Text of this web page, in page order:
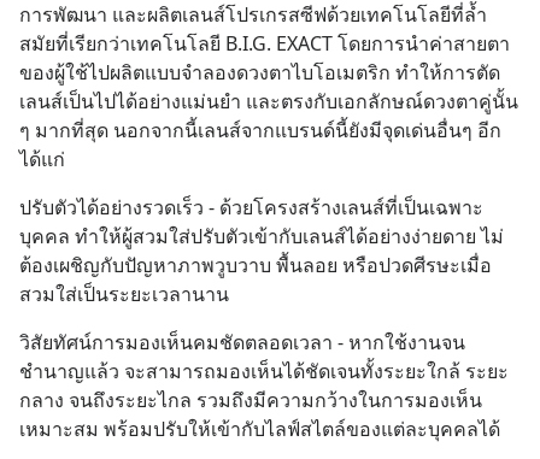
การพัฒนา และผลิตเลนส์โปรเกรสซีฟด้วยเทคโนโลยีที่ล้ำ
สมัยที่เรียกว่าเทคโนโลยี B.I.G. EXACT โดยการนำค่าสายตา
ของผู้ใช้ไปผลิตแบบจำลองดวงตาไบโอเมตริก ทำให้การตัด
เลนส์เป็นไปได้อย่างแม่นยำ และตรงกับเอกลักษณ์ดวงตาคู่นั้น
ๆ มากที่สุด นอกจากนี้เลนส์จากแบรนด์นี้ยังมีจุดเด่นอื่นๆ อีก
ได้แก่
ปรับตัวได้อย่างรวดเร็ว - ด้วยโครงสร้างเลนส์ที่เป็นเฉพาะ
บุคคล ทำให้ผู้สวมใส่ปรับตัวเข้ากับเลนส์ได้อย่างง่ายดาย ไม่
ต้องเผชิญกับปัญหาภาพวูบวาบ พื้นลอย หรือปวดศีรษะเมื่อ
สวมใส่เป็นระยะเวลานาน
วิสัยทัศน์การมองเห็นคมชัดตลอดเวลา - หากใช้งานจน
ชำนาญแล้ว จะสามารถมองเห็นได้ชัดเจนทั้งระยะใกล้ ระยะ
กลาง จนถึงระยะไกล รวมถึงมีความกว้างในการมองเห็น
เหมาะสม พร้อมปรับให้เข้ากับไลฟ์สไตล์ของแต่ละบุคคลได้